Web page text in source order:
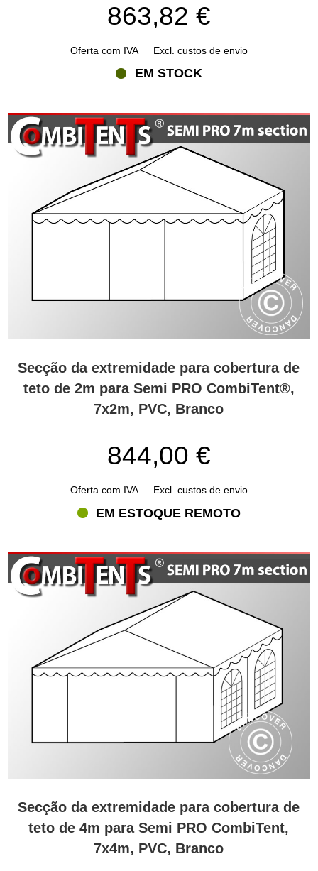
863,82 €
Oferta com IVA Excl. custos de envio
EM STOCK
Secção da extremidade para cobertura de
teto de 2m para Semi PRO CombiTent®,
7x2m, PVC, Branco
844,00 €
Oferta com IVA Excl. custos de envio
EM ESTOQUE REMOTO
Secção da extremidade para cobertura de
teto de 4m para Semi PRO CombiTent,
7x4m, PVC, Branco